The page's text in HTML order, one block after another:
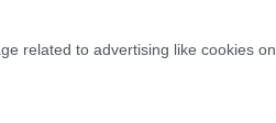
related to advertising like cookies on